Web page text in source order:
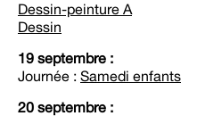
Dessin-peinture A
Dessin
19 septembre :
Journée : Samedi enfants
20 septembre :